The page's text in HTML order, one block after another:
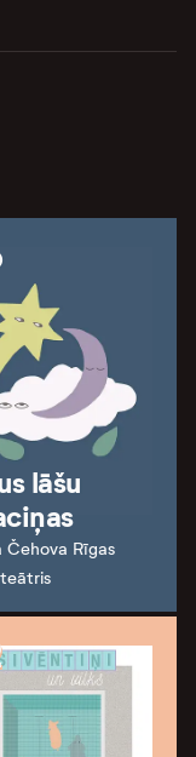
lāšu
Čehova Rīgas